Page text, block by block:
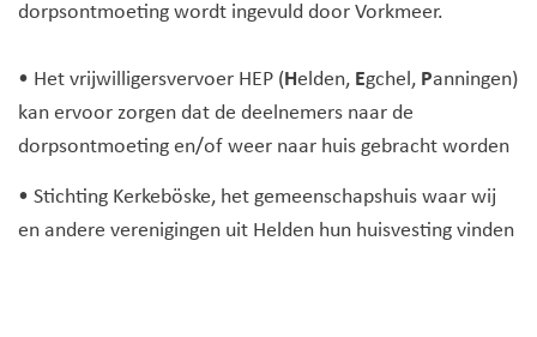
dorpsontmoeting wordt ingevuld door Vorkmeer.
• Het vrijwilligersvervoer HEP (Helden, Egchel, Panningen)
kan ervoor zorgen dat de deelnemers naar de
dorpsontmoeting en/of weer naar huis gebracht worden
• Stichting Kerkeböske, het gemeenschapshuis waar wij
en andere verenigingen uit Helden hun huisvesting vinden